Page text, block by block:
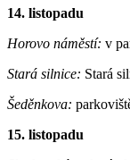
14. listopadu
Horovo náměstí: v
Stará silnice: Stará
Šeděnkova:
15. listopadu